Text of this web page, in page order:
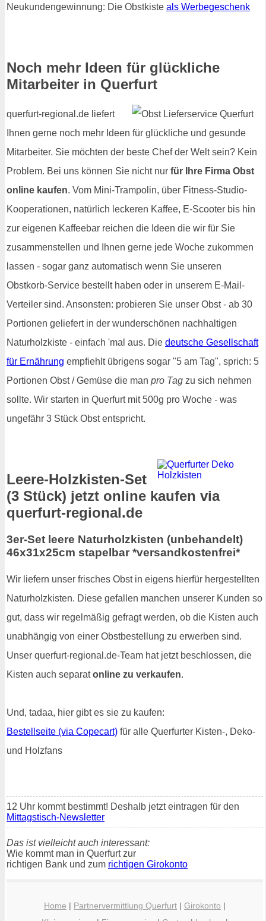
Neukundengewinnung: Die Obstkiste als Werbegeschenk
Noch mehr Ideen für glückliche
Mitarbeiter in Querfurt
querfurt-regional.de liefert
Ihnen gerne noch mehr Ideen für glückliche und gesunde
Mitarbeiter. Sie möchten der beste Chef der Welt sein? Kein
Problem. Bei uns können Sie nicht nur für Ihre Firma Obst
online kaufen. Vom Mini-Trampolin, über Fitness-Studio-
Kooperationen, natürlich leckeren Kaffee, E-Scooter bis hin
zur eigenen Kaffeebar reichen die Ideen die wir für Sie
zusammenstellen und Ihnen gerne jede Woche zukommen
lassen - sogar ganz automatisch wenn Sie unseren
Obstkorb-Service bestellt haben oder in unserem E-Mail-
Verteiler sind. Ansonsten: probieren Sie unser Obst - ab 30
Portionen geliefert in der wunderschönen nachhaltigen
Naturholzkiste - einfach 'mal aus. Die deutsche Gesellschaft
für Ernährung empfiehlt übrigens sogar "5 am Tag", sprich: 5
Portionen Obst / Gemüse die man pro Tag zu sich nehmen
sollte. Wir starten in Querfurt mit 500g pro Woche - was
ungefähr 3 Stück Obst entspricht.
Leere-Holzkisten-Set
(3 Stück) jetzt online kaufen via
querfurt-regional.de
3er-Set leere Naturholzkisten (unbehandelt)
46x31x25cm stapelbar *versandkostenfrei*
Wir liefern unser frisches Obst in eigens hierfür hergestellten
Naturholzkisten. Diese gefallen manchen unserer Kunden so
gut, dass wir regelmäßig gefragt werden, ob die Kisten auch
unabhängig von einer Obstbestellung zu erwerben sind.
Unser querfurt-regional.de-Team hat jetzt beschlossen, die
Kisten auch separatonline zu verkaufen.
Und, tadaa, hier gibt es sie zu kaufen:
Bestellseite (via Copecart) für alle Querfurter Kisten-, Deko-
und Holzfans
12 Uhr kommt bestimmt! Deshalb jetzt eintragen für den
Mittagstisch-Newsletter
Das ist vielleicht auch interessant:
Wie kommt man in Querfurt zur
richtigen Bank und zum richtigen Girokonto
Home | Partnervermittlung Querfurt | Girokonto |